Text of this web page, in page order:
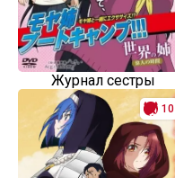
Журнал сестры
10